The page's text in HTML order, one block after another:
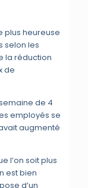
plus heureuse
selon les
la réduction
de
de 4
employés se
augmenté
l’on soit plus
est bien
d’un